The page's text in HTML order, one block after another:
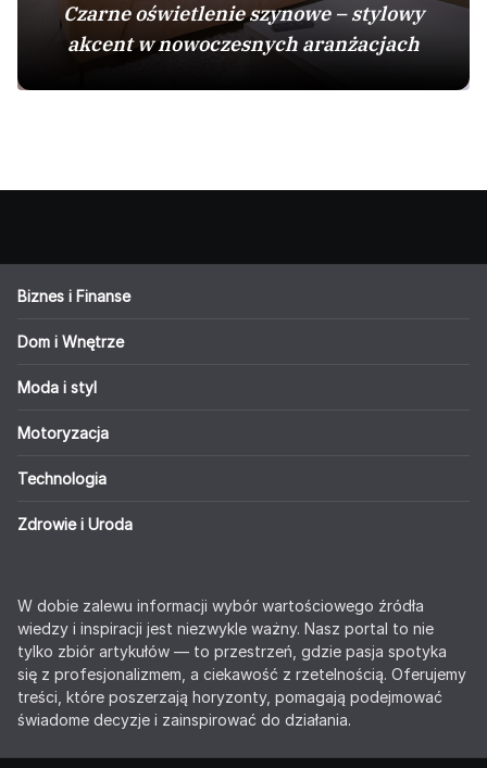
Czarne oświetlenie szynowe – stylowy
akcent w nowoczesnych aranżacjach
Biznes i Finanse
Dom i Wnętrze
Moda i styl
Motoryzacja
Technologia
Zdrowie i Uroda
W dobie zalewu informacji wybór wartościowego źródła
wiedzy i inspiracji jest niezwykle ważny. Nasz portal to nie
tylko zbiór artykułów — to przestrzeń, gdzie pasja spotyka
się z profesjonalizmem, a ciekawość z rzetelnością. Oferujemy
treści, które poszerzają horyzonty, pomagają podejmować
świadome decyzje i zainspirować do działania.